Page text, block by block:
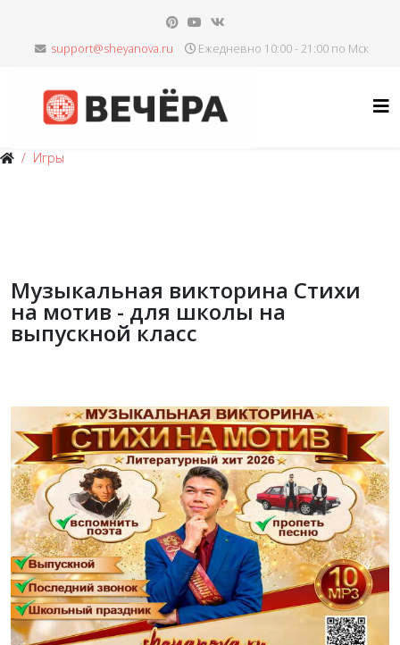
Ежедневно 10:00 - 21:00 по Мск
Игры
Музыкальная викторина Стихи
на мотив - для школы на
выпускной класс